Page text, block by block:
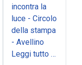
incontra la
luce - Circolo
della stampa
- Avellino
Leggi tutto …